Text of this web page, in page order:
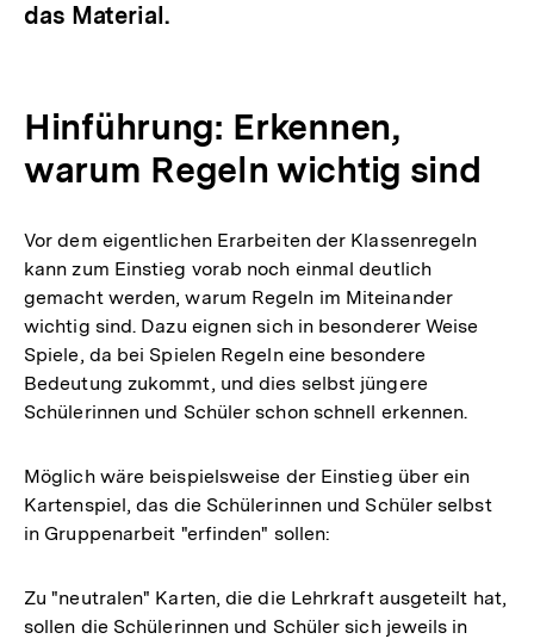
das Material.
Hinführung: Erkennen,
warum Regeln wichtig sind
Vor dem eigentlichen Erarbeiten der Klassenregeln
kann zum Einstieg vorab noch einmal deutlich
gemacht werden, warum Regeln im Miteinander
wichtig sind. Dazu eignen sich in besonderer Weise
Spiele, da bei Spielen Regeln eine besondere
Bedeutung zukommt, und dies selbst jüngere
Schülerinnen und Schüler schon schnell erkennen.
Möglich wäre beispielsweise der Einstieg über ein
Kartenspiel, das die Schülerinnen und Schüler selbst
in Gruppenarbeit "erfinden" sollen:
Zu "neutralen" Karten, die die Lehrkraft ausgeteilt hat,
sollen die Schülerinnen und Schüler sich jeweils in